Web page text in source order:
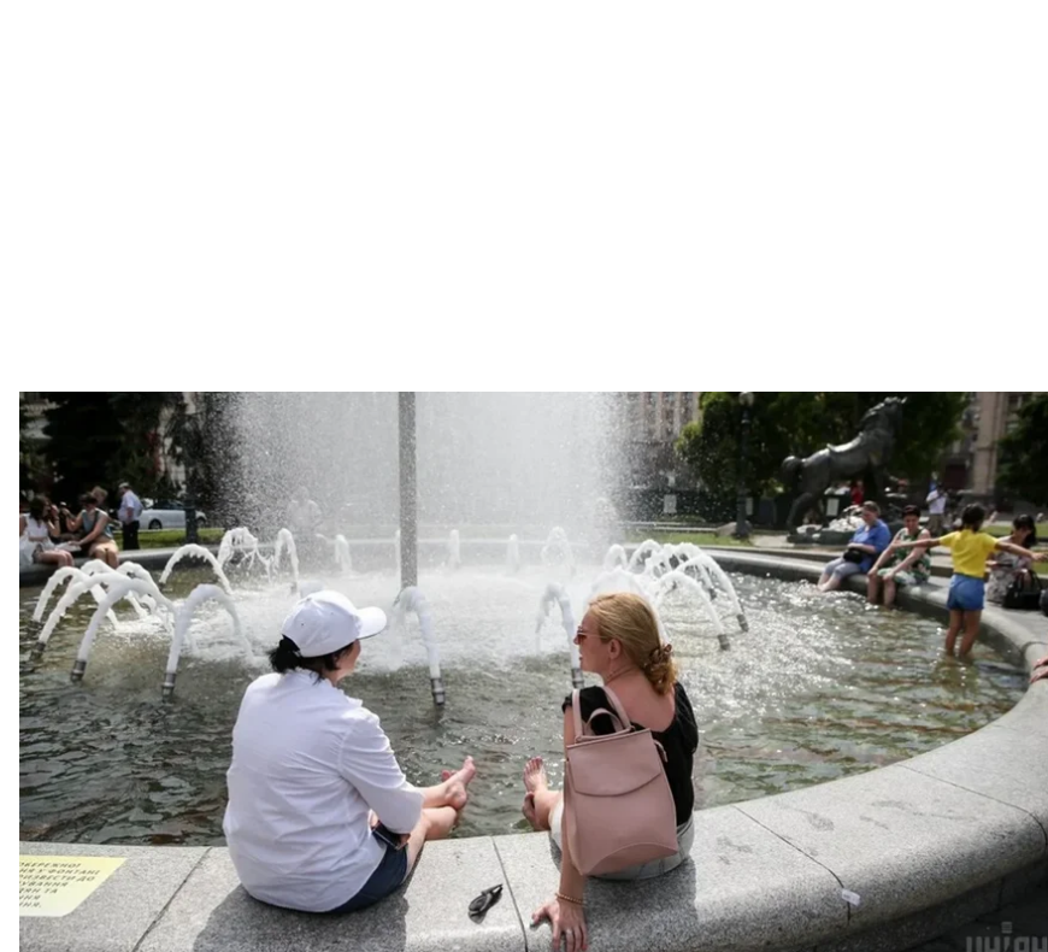
Ілюстративне фото. Люди відпочивають біля фонтана в Києві
УНІАН / Ратинський В’ячеслав
У Києві з 6 по 8 червня було зафіксовано п’ять температурних рекордів.
Про цеповідомилаЦентральна геофізична обсерваторія імені Бориса Срезневського.
Середньодобова температура повітря 6 червня виявилася найвищою за час проведення
спостережень для цієї дати й становила 24,9°C, що перевищило попередній рекордний показник
1956 року на 0,2°C, а кліматичну норму — на 6,5°C.
Мінімальна температура повітря 7 червня не опустилася нижче за 19,9°C, що на 0,7°C вище, ніж у 2014
році. Середньодобова температура повітря виявилася найвищою за час проведення спостережень
для цієї дати й становила 26,2°C, що перевищило попередній рекордний показник 2011 року на
1,5°C, а кліматичну норму — на 7,2°C.